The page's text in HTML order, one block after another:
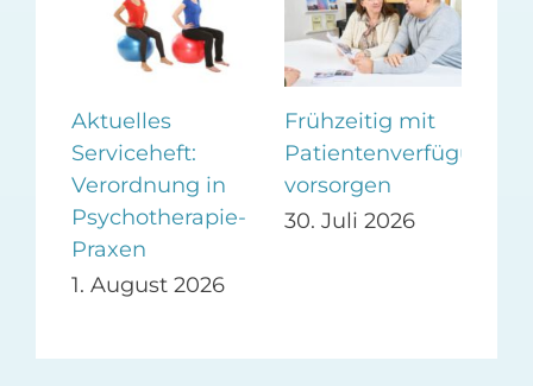
Aktuelles
Serviceheft:
Verordnung in
Psychotherapie-
Praxen
1. August 2026
Frühzeitig mit
Patientenverfügung
vorsorgen
30. Juli 2026